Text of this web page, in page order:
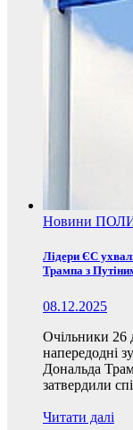
Новини
Лідери ЄС
Трампа з
08.12.2025
Очільники 26
напередодні
Дональда
затвердили
Читати далі